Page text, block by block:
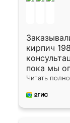
кирпич
пока мы
Исполнен
Читать